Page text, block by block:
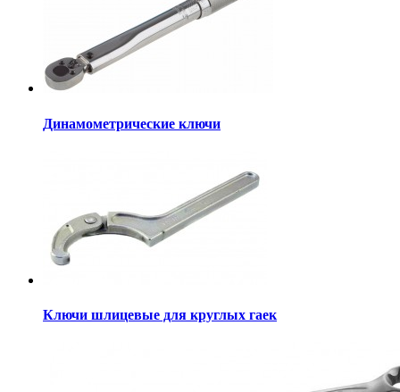
Динамометрические ключи
Ключи шлицевые для круглых гаек